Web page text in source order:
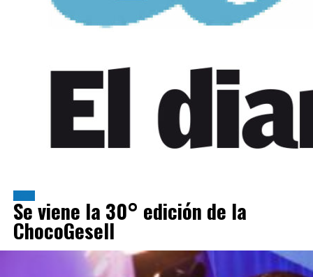
Se viene la 30° edición de la
ChocoGesell